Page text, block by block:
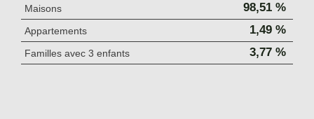
Maisons 98,51 %
Appartements 1,49 %
Familles avec 3 enfants 3,77 %